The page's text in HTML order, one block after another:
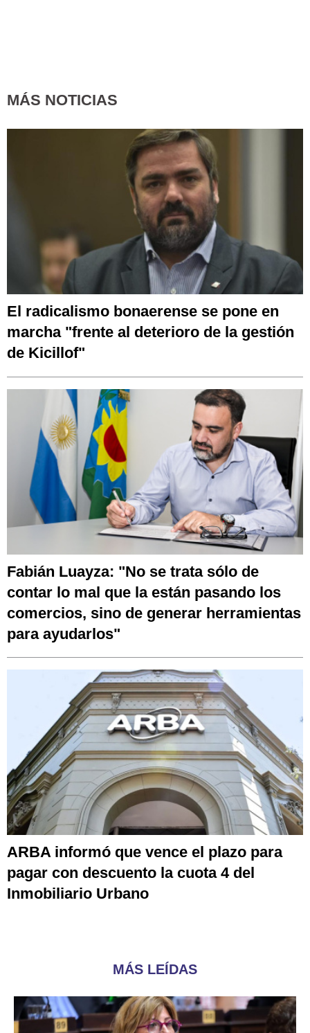
MÁS NOTICIAS
El radicalismo bonaerense se pone en
marcha "frente al deterioro de la gestión
de Kicillof"
Fabián Luayza: "No se trata sólo de
contar lo mal que la están pasando los
comercios, sino de generar herramientas
para ayudarlos"
ARBA informó que vence el plazo para
pagar con descuento la cuota 4 del
Inmobiliario Urbano
MÁS LEÍDAS